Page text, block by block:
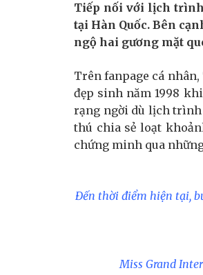
Tiếp nối với lịch
tại Hàn Quốc. Bên
ngộ hai gương mặt
Trên fanpage cá
đẹp sinh năm 1998
rạng ngời dù lịch trình
thú chia sẻ loạt
chứng minh qua
Đến thời điểm hiện tại,
Miss Grand